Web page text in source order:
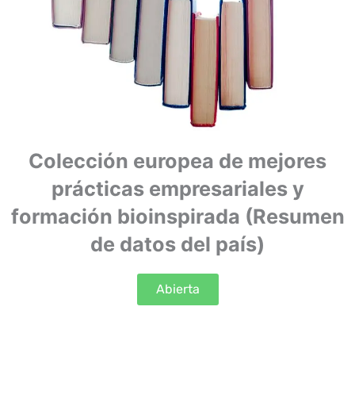
Colección europea de mejores
prácticas empresariales y
formación bioinspirada (Resumen
de datos del país)
Abierta